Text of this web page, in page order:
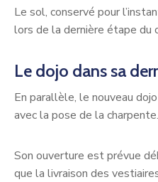
Le sol, conservé pour
lors de la dernière étape du
Le dojo dans sa
En parallèle, le nouveau
avec la pose de la charpente.
Son ouverture est prévue
que la livraison des